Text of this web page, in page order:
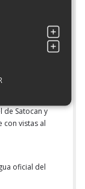
de Satocan y
con vistas al
oficial del